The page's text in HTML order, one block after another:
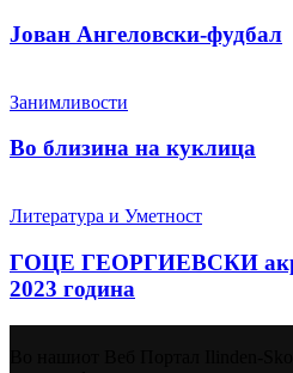
Јован Ангеловски-фудбал
Занимливости
Во близина на куклица
Литература и Уметност
ГОЦЕ ГЕОРГИЕВСКИ
2023 година